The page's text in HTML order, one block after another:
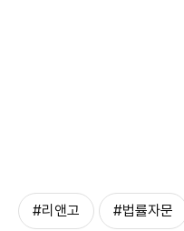
#리앤고 #법률자문